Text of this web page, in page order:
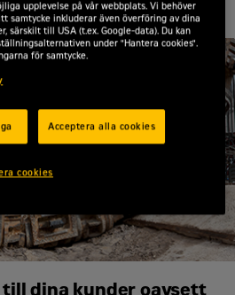
dina kunder oavsett
upplevelse på vår webbplats. Vi behöver
samtycke inkluderar även överföring av dina
särskilt till USA (t.ex. Google-data). Du kan
under "Hantera cookies".
för samtycke.
Acceptera alla cookies
cookies